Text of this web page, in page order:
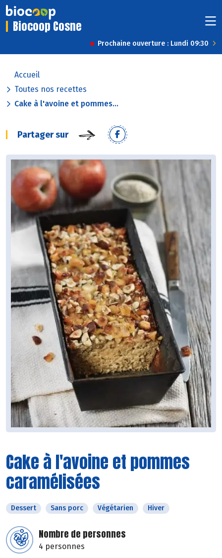
Biocoop Cosne
Prochaine ouverture : Lundi 09:30
Accueil
Toutes nos recettes
Cake à l'avoine et pommes...
Partager sur
Cake à l'avoine et pommes
caramélisées
Dessert Sans porc Végétarien Hiver
Nombre de personnes
4 personnes